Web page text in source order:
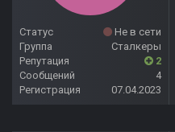
Статус
Не в сети
Группа
Сталкеры
Репутация
2
Сообщений
4
Регистрация
07.04.2023